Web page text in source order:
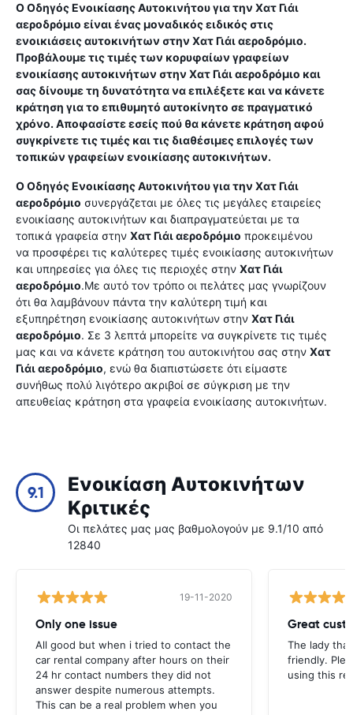
Ο Οδηγός Ενοικίασης Αυτοκινήτου για την Χατ Γιάι
αεροδρόμιο είναι ένας μοναδικός ειδικός στις
ενοικιάσεις αυτοκινήτων στην Χατ Γιάι αεροδρόμιο.
Προβάλουμε τις τιμές των κορυφαίων γραφείων
ενοικίασης αυτοκινήτων στην Χατ Γιάι αεροδρόμιο και
σας δίνουμε τη δυνατότητα να επιλέξετε και να κάνετε
κράτηση για το επιθυμητό αυτοκίνητο σε πραγματικό
χρόνο. Αποφασίστε εσείς πού θα κάνετε κράτηση αφού
συγκρίνετε τις τιμές και τις διαθέσιμες επιλογές των
τοπικών γραφείων ενοικίασης αυτοκινήτων.
Ο Οδηγός Ενοικίασης Αυτοκινήτου για την Χατ Γιάι
αεροδρόμιο συνεργάζεται με όλες τις μεγάλες εταιρείες
ενοικίασης αυτοκινήτων και διαπραγματεύεται με τα
τοπικά γραφεία στην Χατ Γιάι αεροδρόμιο προκειμένου
να προσφέρει τις καλύτερες τιμές ενοικίασης αυτοκινήτων
και υπηρεσίες για όλες τις περιοχές στην Χατ Γιάι
αεροδρόμιο.Με αυτό τον τρόπο οι πελάτες μας γνωρίζουν
ότι θα λαμβάνουν πάντα την καλύτερη τιμή και
εξυπηρέτηση ενοικίασης αυτοκινήτων στην Χατ Γιάι
αεροδρόμιο. Σε 3 λεπτά μπορείτε να συγκρίνετε τις τιμές
μας και να κάνετε κράτηση του αυτοκινήτου σας στην Χατ
Γιάι αεροδρόμιο, ενώ θα διαπιστώσετε ότι είμαστε
συνήθως πολύ λιγότερο ακριβοί σε σύγκριση με την
απευθείας κράτηση στα γραφεία ενοικίασης αυτοκινήτων.
9.1
Ενοικίαση Αυτοκινήτων
Κριτικές
Οι πελάτες μας μας βαθμολογούν με 9.1/10 από
12840
19-11-2020
Only one issue
All good but when i tried to contact the
car rental company after hours on their
24 hr contact numbers they did not
answer despite numerous attempts.
This can be a real problem when you
Great
The lady
friendly.
using this